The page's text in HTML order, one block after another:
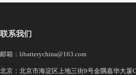
联系我们
邮箱：libatterychina@163.com
北京：北京市海淀区上地三街9号金隅嘉华大厦